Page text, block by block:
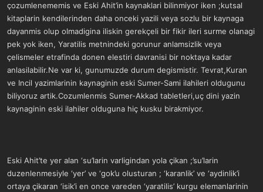
çozumlenememis ve Eski Ahit’in kaynaklari bilinmiyor iken ;kutsal
kitaplarin kendilerinden daha onceki yazili veya sozlu bir kaynaga
dayanmis olup olmadigina iliskin gerekçeli bir fikir ileri surme olanagi
pek yok iken, Yaratilis metnindeki gorunur anlamsizlik veya
çelismeler etrafinda donen elestiri davranisi bir noktaya kadar
anlasilabilir.Ne var ki, gunumuzde durum degismistir. Tevrat,Kuran
ve Incil yazimlarinin kaynaginin eski Sumer-Sami ilahileri oldugunu
biliyoruz artik.Cozumlenmis Sumer-Akkad tabletleri,uç dini yazin
kaynaginin eski ilahiler olduguna hiç kusku birakmiyor.
Eski Ahit’te yer alan ‘su’larin varligindan yola çikan ;’su’larin
duzenlenmesiyle ‘yer’ ve ‘gok’u olusturan ; ‘karanlik’ ve ‘aydinlik’i
ortaya çikaran ‘isik’i en once vareden ‘yaratilis’ kurgu elemanlarinin